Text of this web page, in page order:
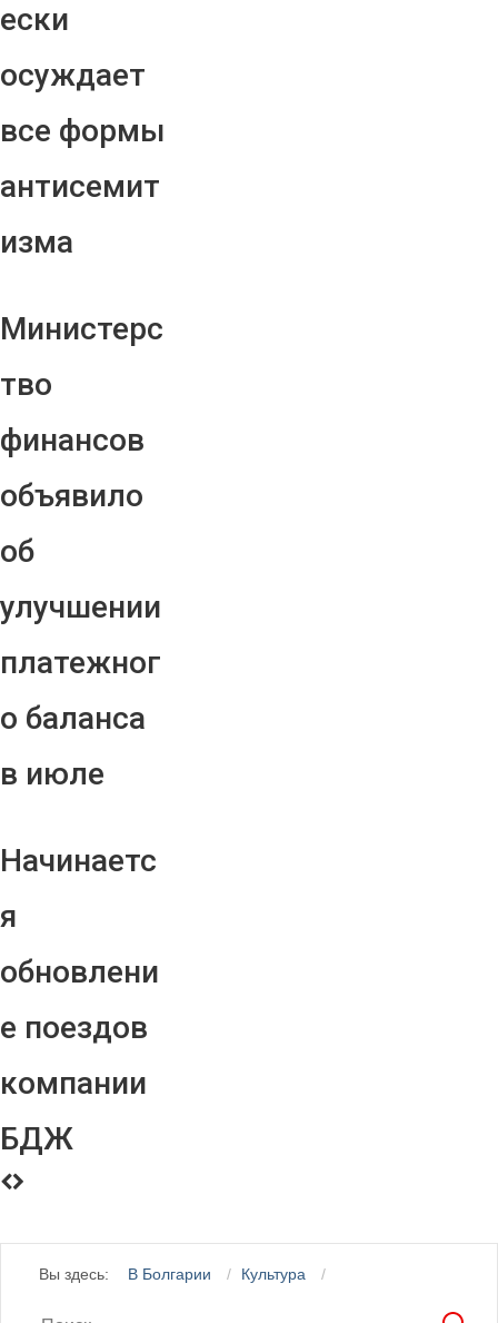
ески
осуждает
все формы
антисемит
изма
Министерс
тво
финансов
объявило
об
улучшении
платежног
о баланса
в июле
Начинаетс
я
обновлени
е поездов
компании
БДЖ
Вы здесь: В Болгарии Культура